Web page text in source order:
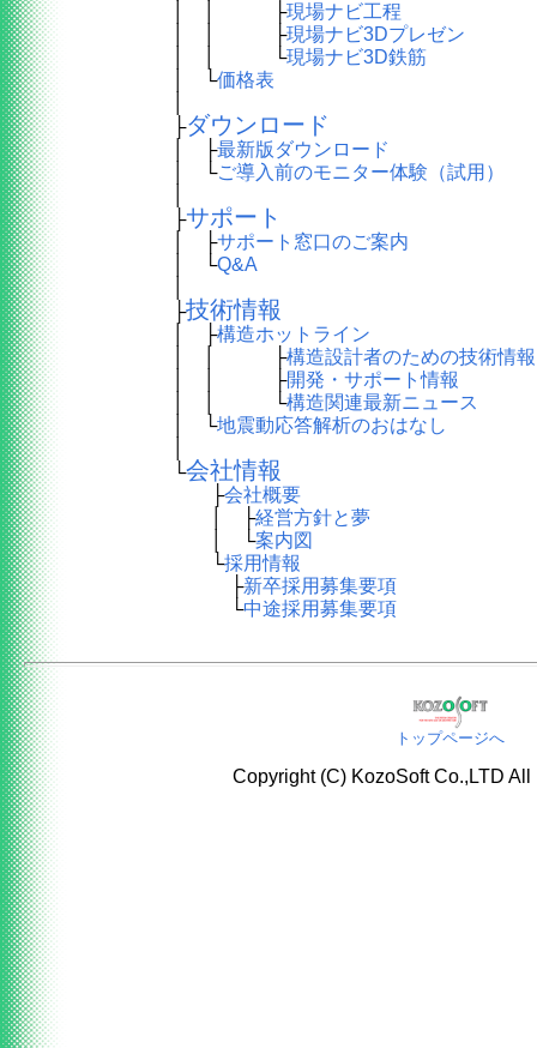
│ │ ├現場ナビ工程
│ │ ├現場ナビ3Dプレゼン
│ │ └現場ナビ3D鉄筋
│ └価格表
├ダウンロード
│ ├最新版ダウンロード
│ └ご導入前のモニター体験（試用）
├サポート
│ ├サポート窓口のご案内
│ └Q&A
├技術情報
│ ├構造ホットライン
│ │ ├構造設計者のための技術情報
│ │ ├開発・サポート情報
│ │ └構造関連最新ニュース
│ └地震動応答解析のおはなし
└会社情報
├会社概要
│ ├経営方針と夢
│ └案内図
└採用情報
├新卒採用募集要項
└中途採用募集要項
トップページへ
Copyright (C) KozoSoft Co.,LTD All